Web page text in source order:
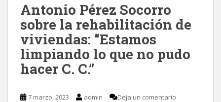
Antonio Pérez Socorro
sobre la rehabilitación de
viviendas: “Estamos
limpiando lo que no pudo
hacer C. C.”
7 marzo, 2023 admin Deja un comentario